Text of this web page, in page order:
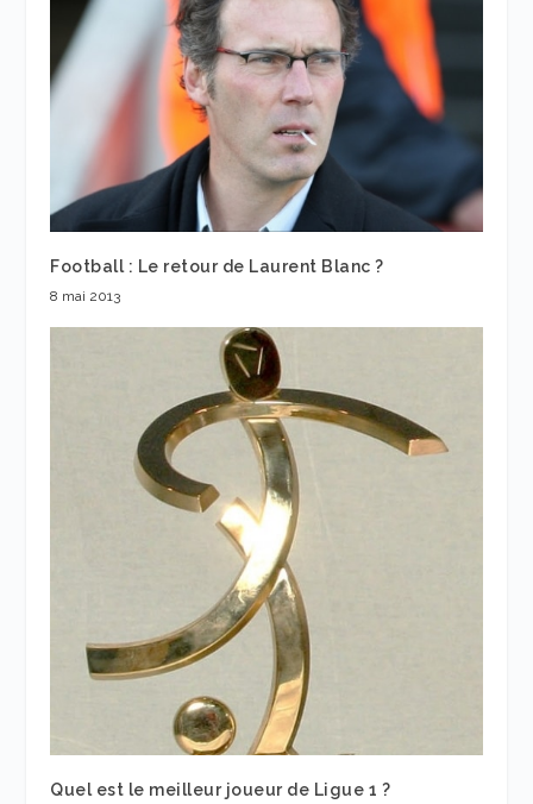
Football : Le retour de Laurent Blanc ?
8 mai 2013
Quel est le meilleur joueur de Ligue 1 ?